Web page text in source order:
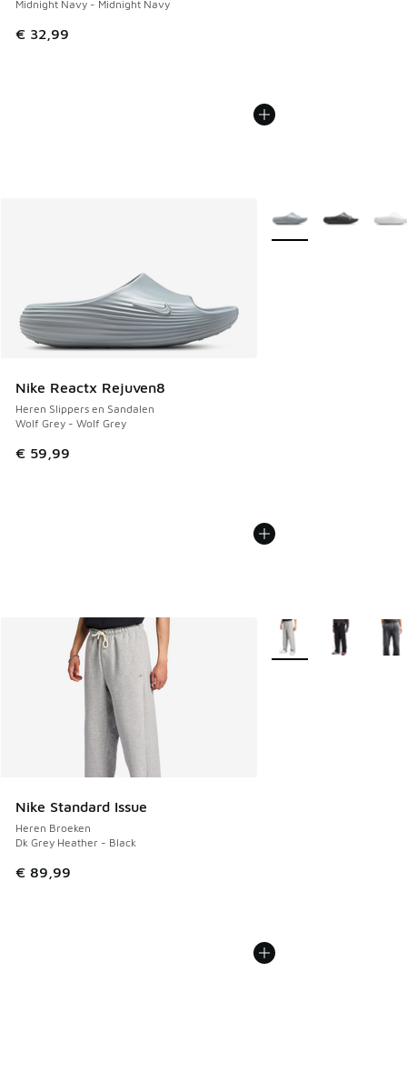
Midnight Navy - Midnight Navy
€ 32,99
Nike Reactx Rejuven8
Heren Slippers en Sandalen
Wolf Grey - Wolf Grey
€ 59,99
Meer kleuren
Nike Standard Issue
Heren Broeken
Dk Grey Heather - Black
€ 89,99
Meer kleuren